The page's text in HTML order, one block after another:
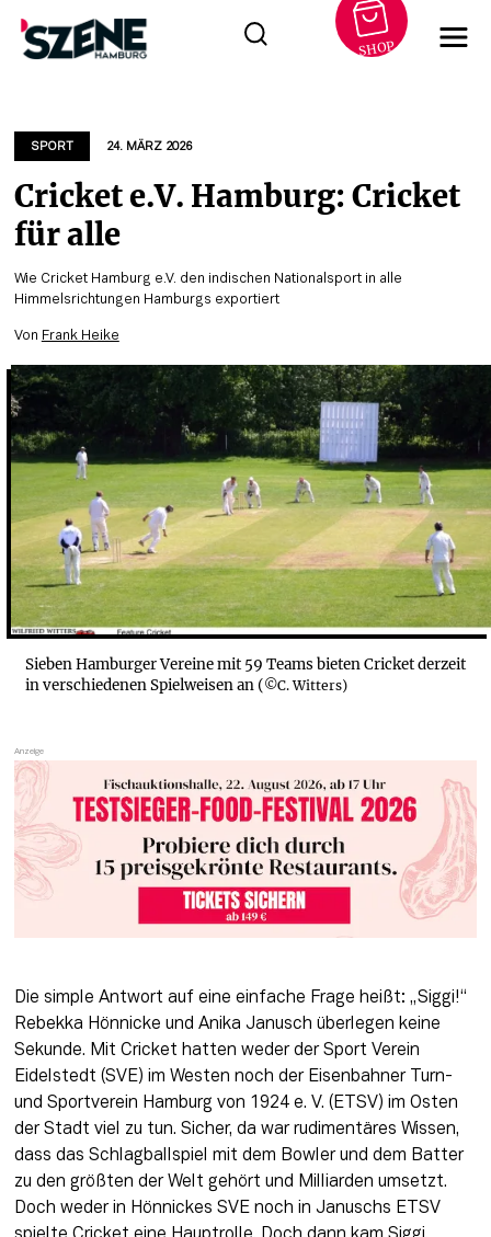
springen
SHOP
SPORT 24. MÄRZ 2026
Cricket e.V. Hamburg: Cricket
für alle
Wie Cricket Hamburg e.V. den indischen Nationalsport in alle
Himmelsrichtungen Hamburgs exportiert
Von Frank Heike
Sieben Hamburger Vereine mit 59 Teams bieten Cricket derzeit
in verschiedenen Spielweisen an (©C. Witters)
Die simple Antwort auf eine einfache Frage heißt: „Siggi!“
Rebekka Hönnicke und Anika Janusch überlegen keine
Sekunde. Mit Cricket hatten weder der Sport Verein
Eidelstedt (SVE) im Westen noch der Eisenbahner Turn-
und Sportverein Hamburg von 1924 e. V. (ETSV) im Osten
der Stadt viel zu tun. Sicher, da war rudimentäres Wissen,
dass das Schlagballspiel mit dem Bowler und dem Batter
zu den größten der Welt gehört und Milliarden umsetzt.
Doch weder in Hönnickes SVE noch in Januschs ETSV